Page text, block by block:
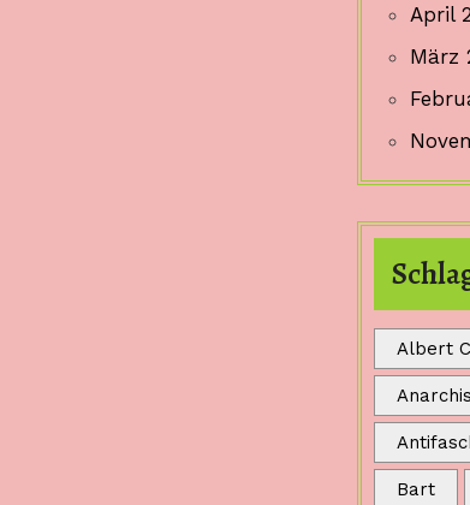
April
März
Albert
Bart